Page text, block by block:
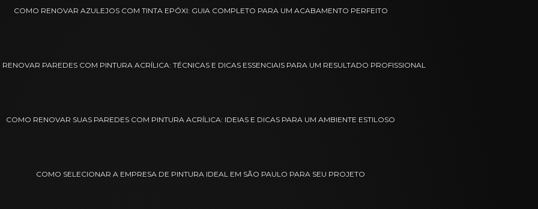
COMO RENOVAR AZULEJOS COM TINTA EPÓXI: GUIA COMPLETO PARA UM ACABAMENTO PERFEITO
PAREDES COM PINTURA ACRÍLICA: TÉCNICAS E DICAS ESSENCIAIS PARA UM RESULTADO PROFISSIONAL
COMO RENOVAR SUAS PAREDES COM PINTURA ACRÍLICA: IDEIAS E DICAS PARA UM AMBIENTE ESTILOSO
COMO SELECIONAR A EMPRESA DE PINTURA IDEAL EM SÃO PAULO PARA SEU PROJETO